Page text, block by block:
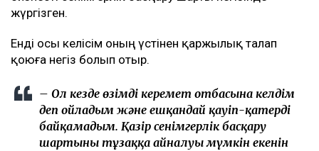
жүргізген.
Енді осы келісім оның үстінен қаржылық талап
қоюға негіз болып отыр.
– Ол кезде өзімді керемет отбасына келдім
деп ойладым және ешқандай қауіп-қатерді
байқамадым. Қазір сенімгерлік басқару
шартының тұзаққа айналуы мүмкін екенін